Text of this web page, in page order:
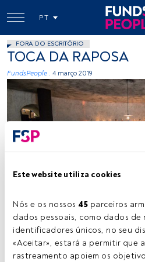
Este website utiliza cookies
Nós e os nossos 45 parceiros
dados pessoais, como dados de
identificadores únicos, no seu
«Aceitar», estará a permitir que
rastreamento apoiem os
PT
FORA DO ESCRITÓRIO
TOCA DA RAPOSA
FundsPeople . 4 março 2019
-
Tempo de leitura: 1 min.
pesar de estar aberto